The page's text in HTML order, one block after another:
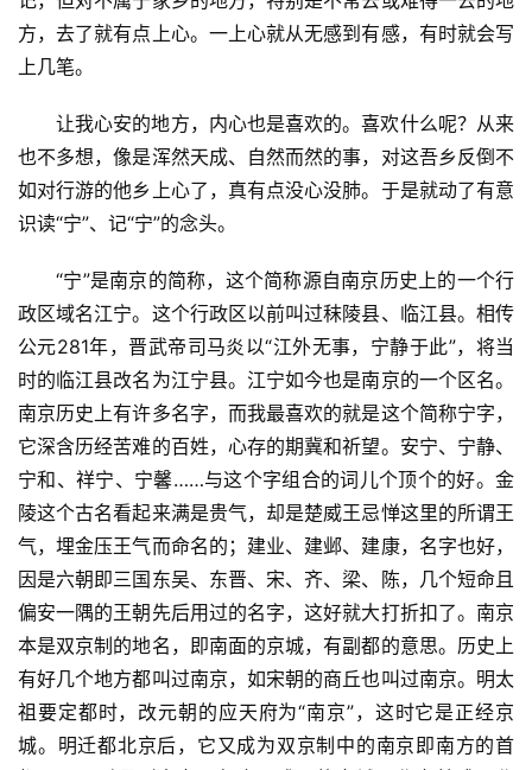
方，去了就有点上心。一上心就从无感到有感，有时就会写
上几笔。
让我心安的地方，内心也是喜欢的。喜欢什么呢？从来
也不多想，像是浑然天成、自然而然的事，对这吾乡反倒不
如对行游的他乡上心了，真有点没心没肺。于是就动了有意
识读“宁”、记“宁”的念头。
“宁”是南京的简称，这个简称源自南京历史上的一个行
政区域名江宁。这个行政区以前叫过秣陵县、临江县。相传
公元281年，晋武帝司马炎以“江外无事，宁静于此”，将当
时的临江县改名为江宁县。江宁如今也是南京的一个区名。
南京历史上有许多名字，而我最喜欢的就是这个简称宁字，
它深含历经苦难的百姓，心存的期冀和祈望。安宁、宁静、
宁和、祥宁、宁馨……与这个字组合的词儿个顶个的好。金
陵这个古名看起来满是贵气，却是楚威王忌惮这里的所谓王
气，埋金压王气而命名的；建业、建邺、建康，名字也好，
因是六朝即三国东吴、东晋、宋、齐、梁、陈，几个短命且
偏安一隅的王朝先后用过的名字，这好就大打折扣了。南京
本是双京制的地名，即南面的京城，有副都的意思。历史上
有好几个地方都叫过南京，如宋朝的商丘也叫过南京。明太
祖要定都时，改元朝的应天府为“南京”，这时它是正经京
城。明迁都北京后，它又成为双京制中的南京即南方的首